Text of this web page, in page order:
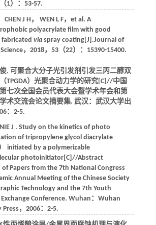
1）：53-57.
CHEN J H ， WEN L F， et al. A
polyacrylate film with good
viaspray coating[J].Journal of
， 2018， 53（22）：15390-15400.
. 可聚合大分子光引发剂引发三丙二醇双
TPGDA）光聚合动力学的研究[C]//中国
七次全国会员代表大会暨学术年会和第
术交流会论文摘要集. 武汉：武汉大学出
：2-5.
NIE J . Study on the kinetics of photo
of tripropylene glycol diacrylate
） initiated by a polymerizable
photoinitiator[C]//Abstract
of Papers from the 7th National Congress
Annual Meeting of the Chinese Society
Technology and the 7th Youth
Conference. Wuhan：Wuhan
， 2006：2-5.